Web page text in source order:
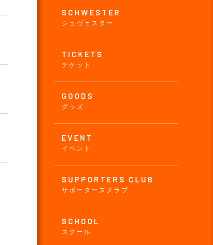
SCHWESTER
シュヴェスター
TICKETS
チケット
GOODS
グッズ
EVENT
イベント
SUPPORTERS CLUB
サポーターズクラブ
SCHOOL
スクール